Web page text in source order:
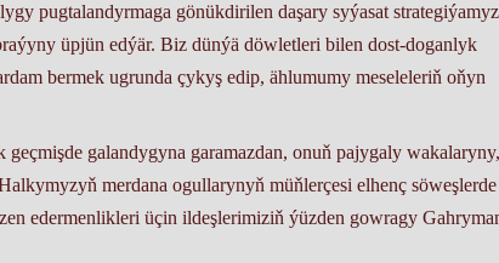
pugtalandyrmaga gönükdirilen daşary syýasat strategiýamyz
üpjün edýär. Biz dünýä döwletleri bilen dost-doganlyk
bermek ugrunda çykyş edip, ählumumy meseleleriň oňyn
galandygyna garamazdan, onuň pajygaly wakalaryny,
merdana ogullarynyň müňlerçesi elhenç söweşlerde
edermenlikleri üçin ildeşlerimiziň ýüzden gowragy